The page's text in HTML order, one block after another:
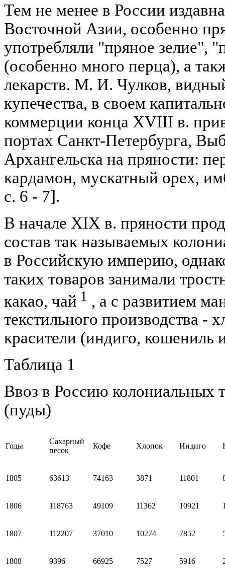
Тем не менее в России
Восточной Азии, особенно
употребляли "пряное зелие",
(особенно много перца), а
лекарств. М. И. Чулков,
купечества, в своем
коммерции конца XVIII в.
портах Санкт-Петербурга,
Архангельска на пряности:
кардамон, мускатный орех,
с. 6 - 7].
В начале XIX в. пряности
состав так называемых
в Российскую империю,
таких товаров занимали
какао, чай 1 , а с развитием
текстильного производства -
красители (индиго, кошениль
Таблица 1
Ввоз в Россию колониальных
(пуды)
Годы
Сахарный
песок
Кофе Хлопок Индиго
1805 63613 74163 3871 11801
1806 118763 49109 11362 10921
1807 112207 37010 10274 7852
1808 9396 66925 7527 5916